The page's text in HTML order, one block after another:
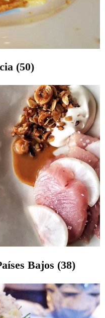
(50)
Bajos (38)